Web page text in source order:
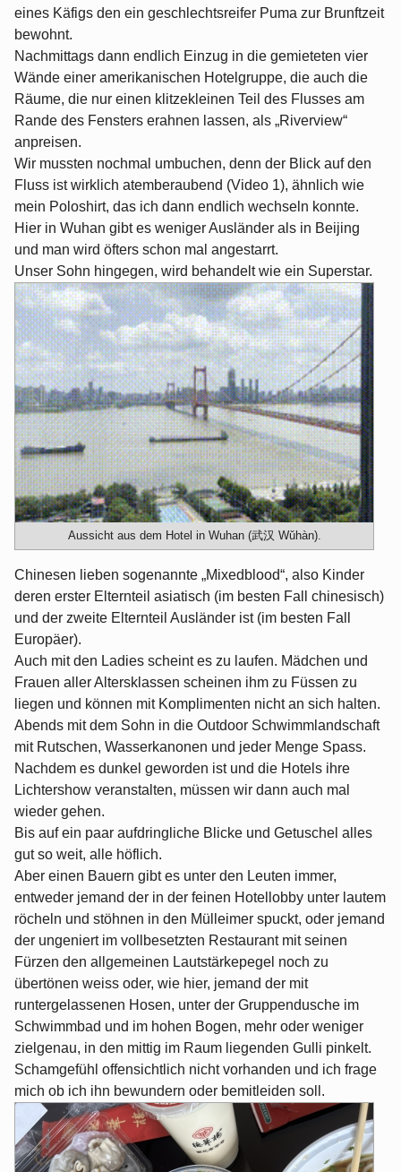
eines Käfigs den ein geschlechtsreifer Puma zur Brunftzeit
bewohnt.
Nachmittags dann endlich Einzug in die gemieteten vier
Wände einer amerikanischen Hotelgruppe, die auch die
Räume, die nur einen klitzekleinen Teil des Flusses am
Rande des Fensters erahnen lassen, als „Riverview“
anpreisen.
Wir mussten nochmal umbuchen, denn der Blick auf den
Fluss ist wirklich atemberaubend (Video 1), ähnlich wie
mein Poloshirt, das ich dann endlich wechseln konnte.
Hier in Wuhan gibt es weniger Ausländer als in Beijing
und man wird öfters schon mal angestarrt.
Unser Sohn hingegen, wird behandelt wie ein Superstar.
Aussicht aus dem Hotel in Wuhan (武汉 Wǔhàn).
Chinesen lieben sogenannte „Mixedblood“, also Kinder
deren erster Elternteil asiatisch (im besten Fall chinesisch)
und der zweite Elternteil Ausländer ist (im besten Fall
Europäer).
Auch mit den Ladies scheint es zu laufen. Mädchen und
Frauen aller Altersklassen scheinen ihm zu Füssen zu
liegen und können mit Komplimenten nicht an sich halten.
Abends mit dem Sohn in die Outdoor Schwimmlandschaft
mit Rutschen, Wasserkanonen und jeder Menge Spass.
Nachdem es dunkel geworden ist und die Hotels ihre
Lichtershow veranstalten, müssen wir dann auch mal
wieder gehen.
Bis auf ein paar aufdringliche Blicke und Getuschel alles
gut so weit, alle höflich.
Aber einen Bauern gibt es unter den Leuten immer,
entweder jemand der in der feinen Hotellobby unter lautem
röcheln und stöhnen in den Mülleimer spuckt, oder jemand
der ungeniert im vollbesetzten Restaurant mit seinen
Fürzen den allgemeinen Lautstärkepegel noch zu
übertönen weiss oder, wie hier, jemand der mit
runtergelassenen Hosen, unter der Gruppendusche im
Schwimmbad und im hohen Bogen, mehr oder weniger
zielgenau, in den mittig im Raum liegenden Gulli pinkelt.
Schamgefühl offensichtlich nicht vorhanden und ich frage
mich ob ich ihn bewundern oder bemitleiden soll.